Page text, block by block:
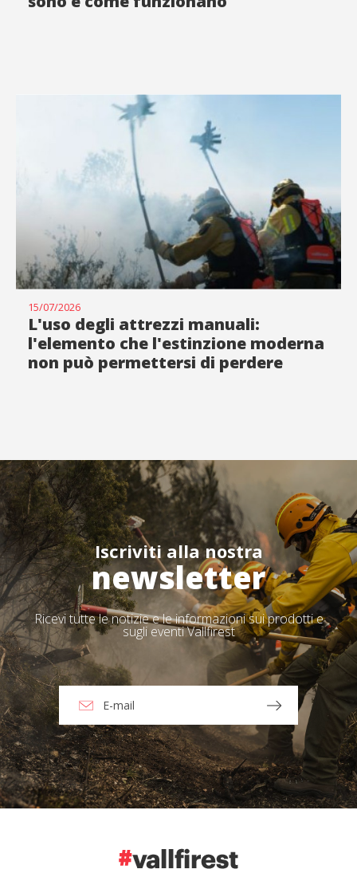
15/07/2026
L'uso degli attrezzi manuali:
l'elemento che l'estinzione moderna
non può permettersi di perdere
Iscriviti alla nostra
newsletter
Ricevi tutte le notizie e le informazioni sui prodotti e
sugli eventi Vallfirest